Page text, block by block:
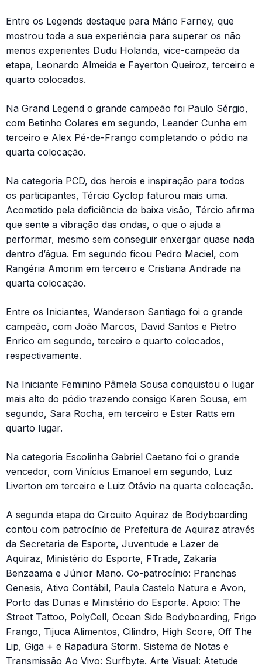
Entre os Legends destaque para Mário Farney, que
mostrou toda a sua experiência para superar os não
menos experientes Dudu Holanda, vice-campeão da
etapa, Leonardo Almeida e Fayerton Queiroz, terceiro e
quarto colocados.
Na Grand Legend o grande campeão foi Paulo Sérgio,
com Betinho Colares em segundo, Leander Cunha em
terceiro e Alex Pé-de-Frango completando o pódio na
quarta colocação.
Na categoria PCD, dos herois e inspiração para todos
os participantes, Tércio Cyclop faturou mais uma.
Acometido pela deficiência de baixa visão, Tércio afirma
que sente a vibração das ondas, o que o ajuda a
performar, mesmo sem conseguir enxergar quase nada
dentro d’água. Em segundo ficou Pedro Maciel, com
Rangéria Amorim em terceiro e Cristiana Andrade na
quarta colocação.
Entre os Iniciantes, Wanderson Santiago foi o grande
campeão, com João Marcos, David Santos e Pietro
Enrico em segundo, terceiro e quarto colocados,
respectivamente.
Na Iniciante Feminino Pâmela Sousa conquistou o lugar
mais alto do pódio trazendo consigo Karen Sousa, em
segundo, Sara Rocha, em terceiro e Ester Ratts em
quarto lugar.
Na categoria Escolinha Gabriel Caetano foi o grande
vencedor, com Vinícius Emanoel em segundo, Luiz
Liverton em terceiro e Luiz Otávio na quarta colocação.
A segunda etapa do Circuito Aquiraz de Bodyboarding
contou com patrocínio de Prefeitura de Aquiraz através
da Secretaria de Esporte, Juventude e Lazer de
Aquiraz, Ministério do Esporte, FTrade, Zakaria
Benzaama e Júnior Mano. Co-patrocínio: Pranchas
Genesis, Ativo Contábil, Paula Castelo Natura e Avon,
Porto das Dunas e Ministério do Esporte. Apoio: The
Street Tattoo, PolyCell, Ocean Side Bodyboarding, Frigo
Frango, Tijuca Alimentos, Cilindro, High Score, Off The
Lip, Giga + e Rapadura Storm. Sistema de Notas e
Transmissão Ao Vivo: Surfbyte. Arte Visual: Atetude